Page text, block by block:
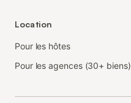
Location
Pour les hôtes
Pour les agences (30+ biens)